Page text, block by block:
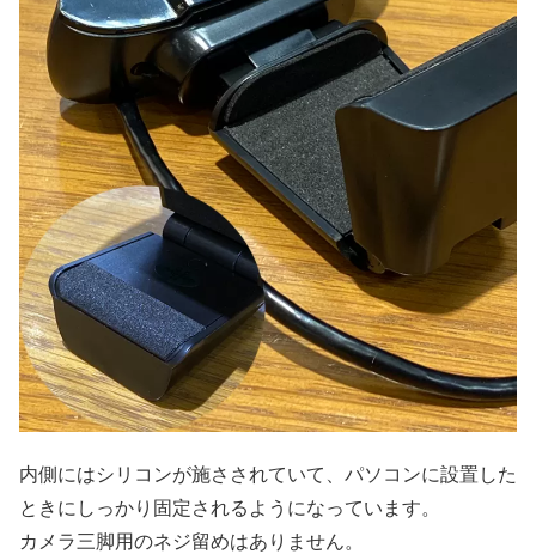
内側にはシリコンが施さされていて、パソコンに設置した
ときにしっかり固定されるようになっています。
カメラ三脚用のネジ留めはありません。